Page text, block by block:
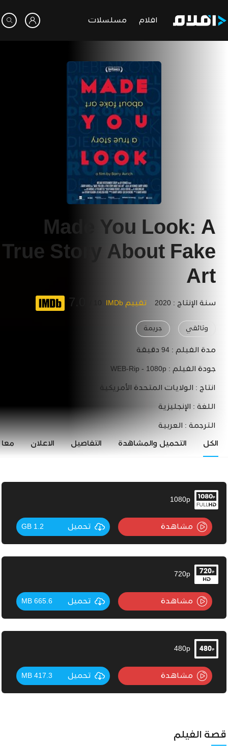
افلام مسلسلات
Made You Look: A
True Story About Fake
Art
سنة الإنتاج : 2020 تقييم IMDb 7.0
وثائقي جريمة
مدة الفيلم : 94 دقيقة
جودة الفيلم : WEB-Rip - 1080p
انتاج : الولايات المتحدة الأمريكية
اللغة : الإنجليزية
الترجمة : العربية
الكل التحميل والمشاهدة التفاصيل الاعلان
1080p
مشاهدة تحميل 1.2 GB
720p
مشاهدة تحميل 665.6 MB
480p
مشاهدة تحميل 417.3 MB
قصة الفيلم